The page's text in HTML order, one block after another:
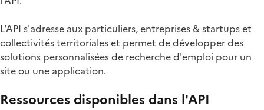
L'API s'adresse aux particuliers, entreprises & startups et
collectivités territoriales et permet de développer des
solutions personnalisées de recherche d'emploi pour un
site ou une application.
Ressources disponibles dans l'API